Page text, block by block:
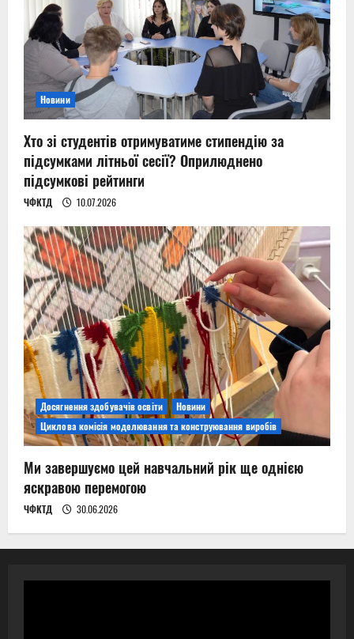
Новини
Хто зі студентів отримуватиме стипендію за
підсумками літньої сесії? Оприлюднено
підсумкові рейтинги
ЧФКТД 10.07.2026
Досягнення здобувачів освіти
Новини
Циклова комісія моделювання та конструювання виробів
Ми завершуємо цей навчальний рік ще однією
яскравою перемогою
ЧФКТД 30.06.2026